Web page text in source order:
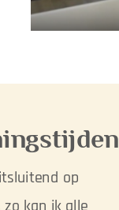
op